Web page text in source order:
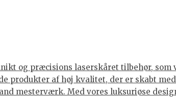
og præcisions laserskåret tilbehør, som
produkter af høj kvalitet, der er skabt
mesterværk. Med vores luksuriøse